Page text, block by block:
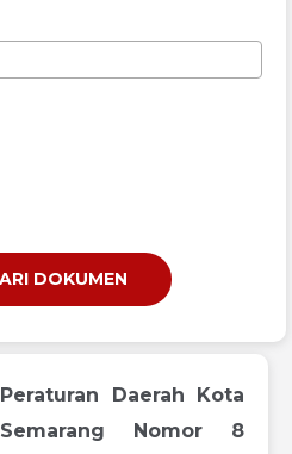
CARI DOKUMEN
Peraturan Daerah Kota
Semarang Nomor 8